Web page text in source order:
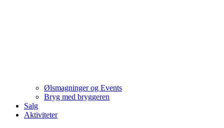
Ølsmagninger og Events
Bryg med bryggeren
Salg
Aktiviteter